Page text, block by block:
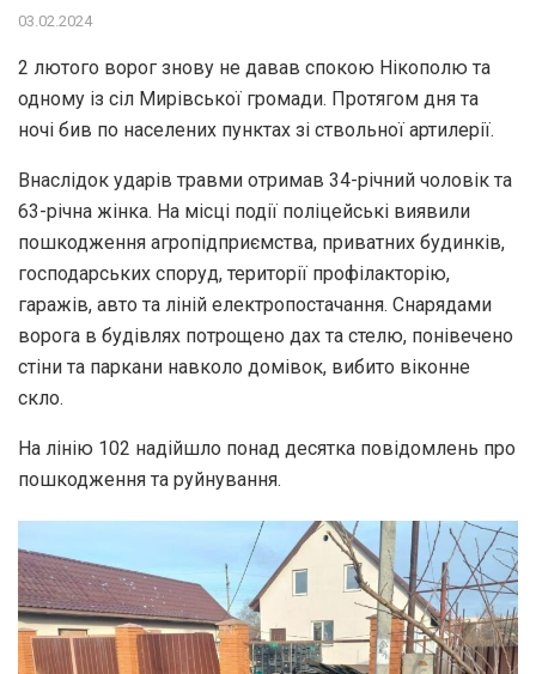
03.02.2024
2 лютого ворог знову не давав спокою Нікополю та
одному із сіл Мирівської громади. Протягом дня та
ночі бив по населених пунктах зі ствольної артилерії.
Внаслідок ударів травми отримав 34-річний чоловік та
63-річна жінка. На місці події поліцейські виявили
пошкодження агропідприємства, приватних будинків,
господарських споруд, території профілакторію,
гаражів, авто та ліній електропостачання. Снарядами
ворога в будівлях потрощено дах та стелю, понівечено
стіни та паркани навколо домівок, вибито віконне
скло.
На лінію 102 надійшло понад десятка повідомлень про
пошкодження та руйнування.